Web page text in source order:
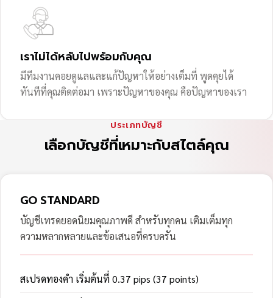
เราไม่ได้หลับไปพร้อมกับคุณ
มีทีมงานคอยดูแลและแก้ปัญหาให้อย่างเต็มที่ พูดคุยได้
ทันทีที่คุณติดต่อมา เพราะปัญหาของคุณ คือปัญหาของเรา
ประเภทบัญชี
เลือกบัญชีที่เหมาะกับสไตล์คุณ
GO STANDARD
บัญชีเทรดยอดนิยมคุณภาพดี สำหรับทุกคน เติมเต็มทุก
ความหลากหลายและข้อเสนอที่ครบครัน
สเปรดทองคำ เริ่มต้นที่ 0.37 pips (37 points)